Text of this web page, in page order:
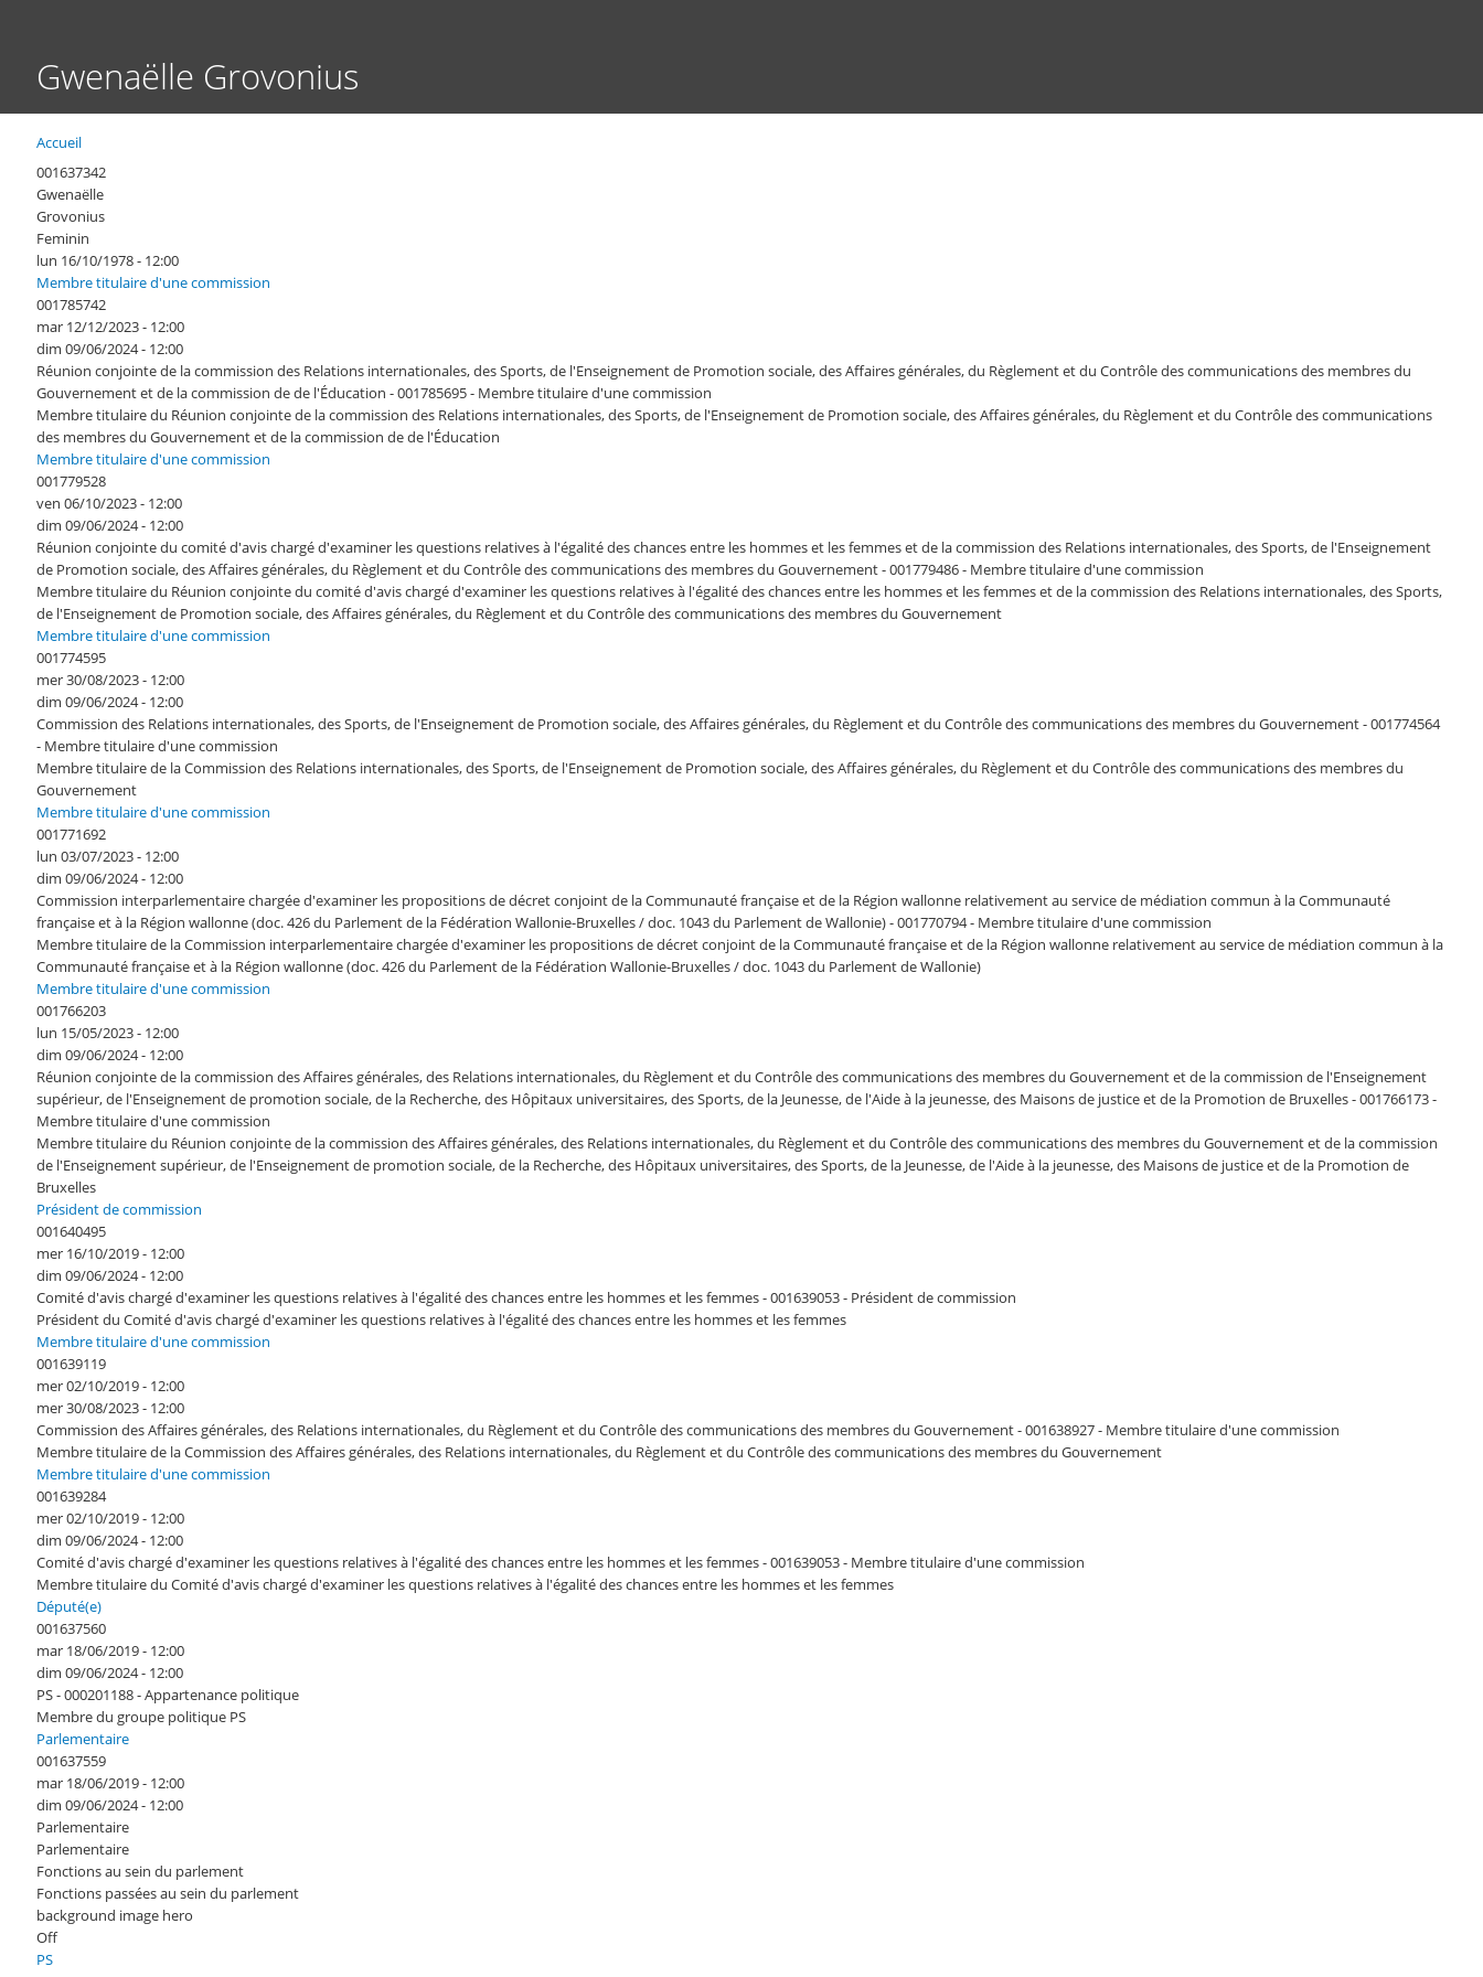
Gwenaëlle Grovonius
Fil
d'Ariane
Accueil
001637342
Gwenaëlle
Grovonius
Feminin
lun 16/10/1978 - 12:00
Membre titulaire d'une commission
001785742
mar 12/12/2023 - 12:00
dim 09/06/2024 - 12:00
Réunion conjointe de la commission des Relations internationales, des Sports, de l'Enseignement de Promotion sociale, des Affaires générales, du Règlement et du Contrôle des communications des membres du
Gouvernement et de la commission de de l'Éducation - 001785695 - Membre titulaire d'une commission
Membre titulaire du Réunion conjointe de la commission des Relations internationales, des Sports, de l'Enseignement de Promotion sociale, des Affaires générales, du Règlement et du Contrôle des communications
des membres du Gouvernement et de la commission de de l'Éducation
Membre titulaire d'une commission
001779528
ven 06/10/2023 - 12:00
dim 09/06/2024 - 12:00
Réunion conjointe du comité d'avis chargé d'examiner les questions relatives à l'égalité des chances entre les hommes et les femmes et de la commission des Relations internationales, des Sports, de l'Enseignement
de Promotion sociale, des Affaires générales, du Règlement et du Contrôle des communications des membres du Gouvernement - 001779486 - Membre titulaire d'une commission
Membre titulaire du Réunion conjointe du comité d'avis chargé d'examiner les questions relatives à l'égalité des chances entre les hommes et les femmes et de la commission des Relations internationales, des Sports,
de l'Enseignement de Promotion sociale, des Affaires générales, du Règlement et du Contrôle des communications des membres du Gouvernement
Membre titulaire d'une commission
001774595
mer 30/08/2023 - 12:00
dim 09/06/2024 - 12:00
Commission des Relations internationales, des Sports, de l'Enseignement de Promotion sociale, des Affaires générales, du Règlement et du Contrôle des communications des membres du Gouvernement - 001774564
- Membre titulaire d'une commission
Membre titulaire de la Commission des Relations internationales, des Sports, de l'Enseignement de Promotion sociale, des Affaires générales, du Règlement et du Contrôle des communications des membres du
Gouvernement
Membre titulaire d'une commission
001771692
lun 03/07/2023 - 12:00
dim 09/06/2024 - 12:00
Commission interparlementaire chargée d'examiner les propositions de décret conjoint de la Communauté française et de la Région wallonne relativement au service de médiation commun à la Communauté
française et à la Région wallonne (doc. 426 du Parlement de la Fédération Wallonie-Bruxelles / doc. 1043 du Parlement de Wallonie) - 001770794 - Membre titulaire d'une commission
Membre titulaire de la Commission interparlementaire chargée d'examiner les propositions de décret conjoint de la Communauté française et de la Région wallonne relativement au service de médiation commun à la
Communauté française et à la Région wallonne (doc. 426 du Parlement de la Fédération Wallonie-Bruxelles / doc. 1043 du Parlement de Wallonie)
Membre titulaire d'une commission
001766203
lun 15/05/2023 - 12:00
dim 09/06/2024 - 12:00
Réunion conjointe de la commission des Affaires générales, des Relations internationales, du Règlement et du Contrôle des communications des membres du Gouvernement et de la commission de l'Enseignement
supérieur, de l'Enseignement de promotion sociale, de la Recherche, des Hôpitaux universitaires, des Sports, de la Jeunesse, de l'Aide à la jeunesse, des Maisons de justice et de la Promotion de Bruxelles - 001766173 -
Membre titulaire d'une commission
Membre titulaire du Réunion conjointe de la commission des Affaires générales, des Relations internationales, du Règlement et du Contrôle des communications des membres du Gouvernement et de la commission
de l'Enseignement supérieur, de l'Enseignement de promotion sociale, de la Recherche, des Hôpitaux universitaires, des Sports, de la Jeunesse, de l'Aide à la jeunesse, des Maisons de justice et de la Promotion de
Bruxelles
Président de commission
001640495
mer 16/10/2019 - 12:00
dim 09/06/2024 - 12:00
Comité d'avis chargé d'examiner les questions relatives à l'égalité des chances entre les hommes et les femmes - 001639053 - Président de commission
Président du Comité d'avis chargé d'examiner les questions relatives à l'égalité des chances entre les hommes et les femmes
Membre titulaire d'une commission
001639119
mer 02/10/2019 - 12:00
mer 30/08/2023 - 12:00
Commission des Affaires générales, des Relations internationales, du Règlement et du Contrôle des communications des membres du Gouvernement - 001638927 - Membre titulaire d'une commission
Membre titulaire de la Commission des Affaires générales, des Relations internationales, du Règlement et du Contrôle des communications des membres du Gouvernement
Membre titulaire d'une commission
001639284
mer 02/10/2019 - 12:00
dim 09/06/2024 - 12:00
Comité d'avis chargé d'examiner les questions relatives à l'égalité des chances entre les hommes et les femmes - 001639053 - Membre titulaire d'une commission
Membre titulaire du Comité d'avis chargé d'examiner les questions relatives à l'égalité des chances entre les hommes et les femmes
Député(e)
001637560
mar 18/06/2019 - 12:00
dim 09/06/2024 - 12:00
PS - 000201188 - Appartenance politique
Membre du groupe politique PS
Parlementaire
001637559
mar 18/06/2019 - 12:00
dim 09/06/2024 - 12:00
Parlementaire
Parlementaire
Fonctions au sein du parlement
Fonctions passées au sein du parlement
background image hero
Off
PS